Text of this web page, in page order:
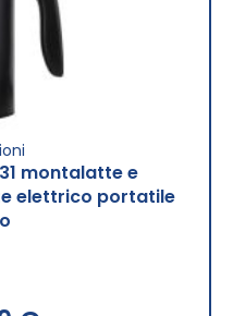
montalatte e
elettrico portatile